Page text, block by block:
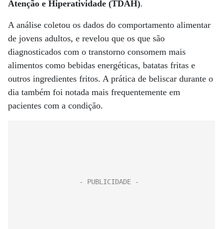
Atenção e Hiperatividade (TDAH).
A análise coletou os dados do comportamento alimentar
de jovens adultos, e revelou que os que são
diagnosticados com o transtorno consomem mais
alimentos como bebidas energéticas, batatas fritas e
outros ingredientes fritos. A prática de beliscar durante o
dia também foi notada mais frequentemente em
pacientes com a condição.